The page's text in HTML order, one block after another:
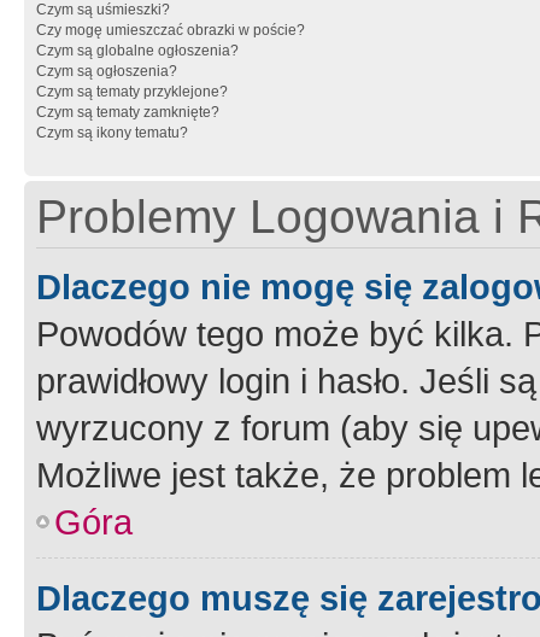
Czym są uśmieszki?
Czy mogę umieszczać obrazki w poście?
Czym są globalne ogłoszenia?
Czym są ogłoszenia?
Czym są tematy przyklejone?
Czym są tematy zamknięte?
Czym są ikony tematu?
Problemy Logowania i
Dlaczego nie mogę się
Powodów tego może być kilka.
prawidłowy login i hasło. Jeśli
wyrzucony z forum (aby się
Możliwe jest także, że problem
Góra
Dlaczego muszę się